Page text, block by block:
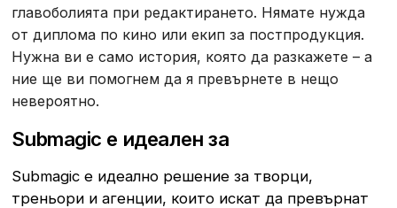
главоболията при редактирането. Нямате нужда
от диплома по кино или екип за постпродукция.
Нужна ви е само история, която да разкажете – а
ние ще ви помогнем да я превърнете в нещо
невероятно.
Submagic е идеален за
Submagic е идеално решение за творци,
треньори и агенции, които искат да превърнат